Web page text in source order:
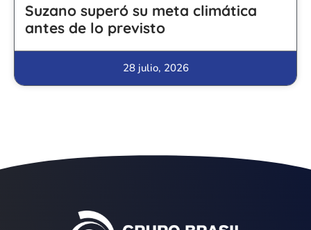
Suzano superó su meta climática
antes de lo previsto
28 julio, 2026